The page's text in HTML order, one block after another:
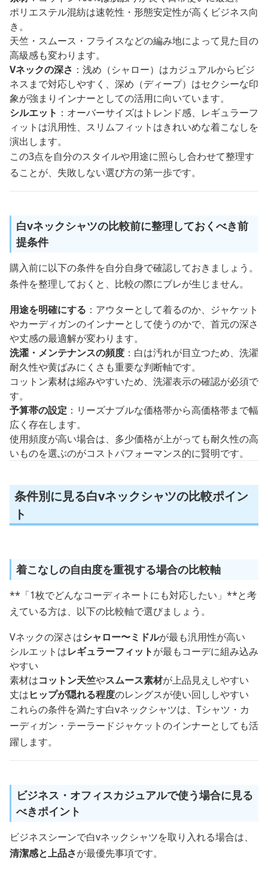
ポリエステル混紡は速乾性・形態安定性が高くビジネス向
き。
天竺・スムース・フライスなどの編み地によって見た目の
高級感も変わります。
Vネックの深さ ：浅め（シャロー）はカジュアルからビジ
ネスまで対応しやすく、深め（ディープ）はセクシーな印
象が強まりインナーとしての活用に向いています。
シルエット ：オーバーサイズはトレンド感、レギュラーフ
ィットは汎用性、スリムフィットはきれいめな着こなしを
演出します。
この3点を自分のスタイルや用途に照らし合わせて整理す
ることが、失敗しない選び方の第一歩です。
白vネックシャツの比較前に整理しておくべき前
提条件
購入前に以下の条件を自分自身で確認しておきましょう。
条件を整理しておくと、比較の際にブレが生じません。
用途を明確にする ：アウターとして着るのか、ジャケット
やカーディガンのインナーとして使うのかで、首元の深さ
や丈感の最適解が変わります。
洗濯・メンテナンスの頻度 ：白は汚れが目立つため、洗濯
耐久性や黄ばみにくさも重要な判断軸です。
コットン素材は縮みやすいため、洗濯表示の確認が必須で
す。
予算帯の設定 ：リーズナブルな価格帯から高価格帯まで幅
広く存在します。
使用頻度が高い場合は、多少価格が上がっても耐久性の高
いものを選ぶのがコストパフォーマンス的に賢明です。
条件別に見る白vネックシャツの比較ポイン
ト
着こなしの自由度を重視する場合の比較軸
**「1枚でどんなコーディネートにも対応したい」**と考
えている方は、以下の比較軸で選びましょう。
Vネックの深さはシャロー〜ミドルが最も汎用性が高い
シルエットはレギュラーフィットが最もコーデに組み込み
やすい
素材はコットン天竺やスムース素材が上品見えしやすい
丈はヒップが隠れる程度のレングスが使い回ししやすい
これらの条件を満たす白vネックシャツは、Tシャツ・カ
ーディガン・テーラードジャケットのインナーとしても活
躍します。
ビジネス・オフィスカジュアルで使う場合に見る
べきポイント
ビジネスシーンで白vネックシャツを取り入れる場合は、
清潔感と上品さが最優先事項です。